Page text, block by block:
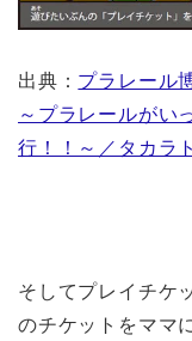
出典： プラレール
～プラレールがい
行！！～／タカラ
そしてプレイチケ
のチケットをママ